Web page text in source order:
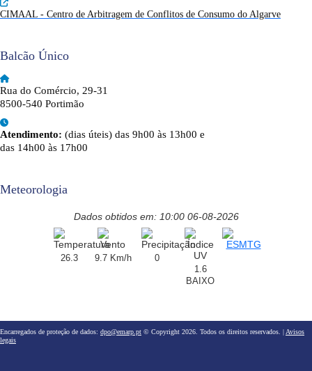
CIMAAL - Centro de Arbitragem de Conflitos de Consumo do Algarve
Balcão Único
Rua do Comércio, 29-31
8500-540 Portimão
Atendimento: (dias úteis) das 9h00 às 13h00 e
das 14h00 às 17h00
Meteorologia
Dados obtidos em: 10:00 06-08-2026
26.3 9.7 Km/h
0
1.6
BAIXO
Encarregados de proteção de dados: dpo@emarp.pt © Copyright 2026. Todos os direitos reservados. | Avisos
legais